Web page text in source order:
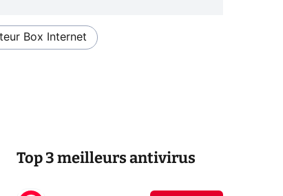
Box Internet
Top 3 meilleurs antivirus